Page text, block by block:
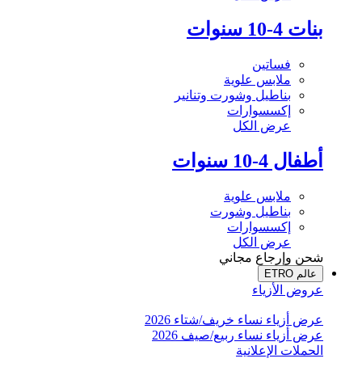
بنات 4-10 سنوات
فساتين
ملابس علوية
بناطيل وشورت وتنانير
إكسسوارات
عرض الكل
أطفال 4-10 سنوات
ملابس علوية
بناطيل وشورت
إكسسوارات
عرض الكل
شحن وإرجاع مجاني
عالم ETRO
عروض الأزياء
عرض أزياء نساء خريف/شتاء 2026
عرض أزياء نساء ربيع/صيف 2026
الحملات الإعلانية